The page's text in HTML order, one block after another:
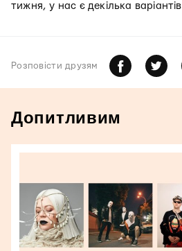
тижня, у нас є декілька варіантів
Розповiсти друзям
Допитливим